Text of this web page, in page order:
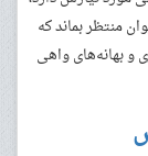
منتظر بماند که
و بهانه‌های واهی